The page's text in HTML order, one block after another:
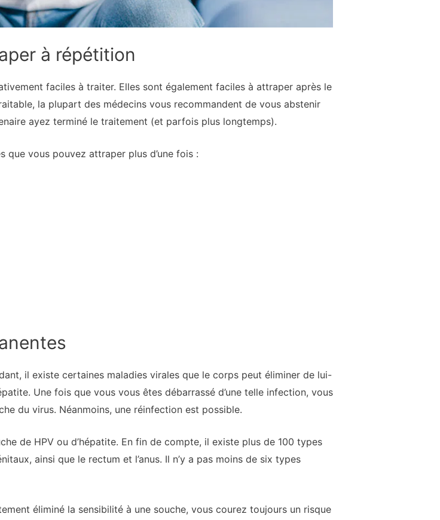
à répétition
faciles à traiter. Elles sont également faciles à attraper après le
la plupart des médecins vous recommandent de vous abstenir
ayez terminé le traitement (et parfois plus longtemps).
que vous pouvez attraper plus d’une fois :
il existe certaines maladies virales que le corps peut éliminer de lui-
Une fois que vous vous êtes débarrassé d’une telle infection, vous
du virus. Néanmoins, une réinfection est possible.
de HPV ou d’hépatite. En fin de compte, il existe plus de 100 types
ainsi que le rectum et l’anus. Il n’y a pas moins de six types
éliminé la sensibilité à une souche, vous courez toujours un risque